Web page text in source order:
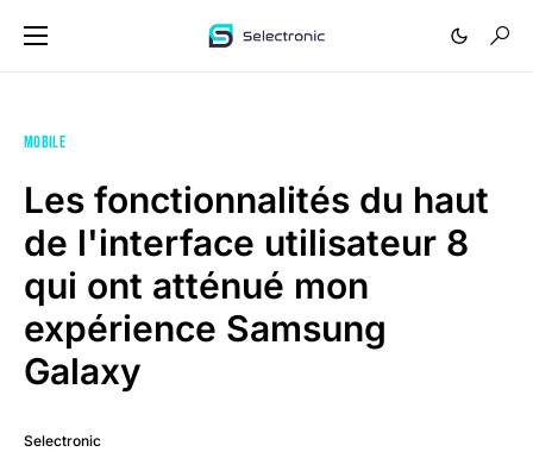
MOBILE
Les fonctionnalités du haut
de l'interface utilisateur 8
qui ont atténué mon
expérience Samsung
Galaxy
Selectronic